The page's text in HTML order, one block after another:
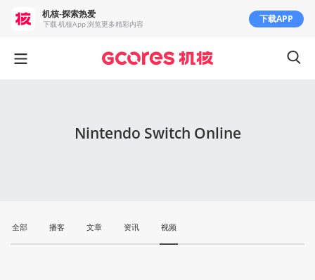
Nintendo Switch Online
全部 播客 文章 资讯 视频
机核-探索热爱
下载 机核App 浏览更多精彩内容 下载APP